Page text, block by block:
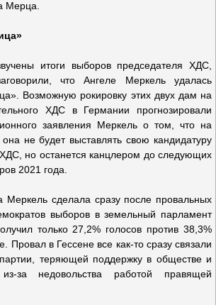
Мерца.
итоги выборов председателя ХДС,
что Ангеле Меркель удалась
Возможную рокировку этих двух дам на
ХДС в Германии прогнозировали
заявления Меркель о том, что на
не будет выставлять свою кандидатуру
но останется канцлером до следующих
2021 года.
Меркель сделала сразу после провальных
выборов в земельный парламент
только 27,2% голосов против 38,3%
Провал в Гессене все как-то сразу связали
теряющей поддержку в обществе и
за недовольства работой правящей